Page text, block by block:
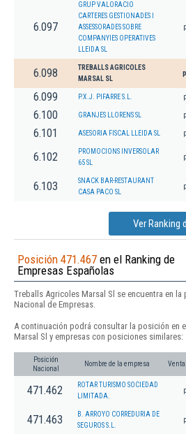
6.097
GRUP VALORACIO
CARTERES GESTIONADES I
ASSESSORADES SOBRE
COMPANYIES OPERATIVES
LLEIDA SL
6.098
TREBALLS AGRICOLES
MARSAL SL
6.099 P.X.J. PIFARRE S.L.
6.100 GRANJES LLORENS SL
6.101 ASESORIA FISCAL LLEIDA SL
6.102
PROMOCIONS INVERSOLAR
65 SL
6.103
SNACK BAR-RESTAURANT
CASA PACO SL
Ver Ranking
Posición 471.467 en el Ranking de
Empresas Españolas
Treballs Agricoles Marsal Sl se encuentra en la
Nacional de Empresas.
A continuación podrá consultar la posición en
Marsal Sl y empresas con posiciones similares:
Posición
Nacional
Nombre de la empresa
471.462
ROTAR TURISMO SOCIEDAD
LIMITADA.
471.463
B. ARROYO CORREDURIA DE
SEGUROS S.L.